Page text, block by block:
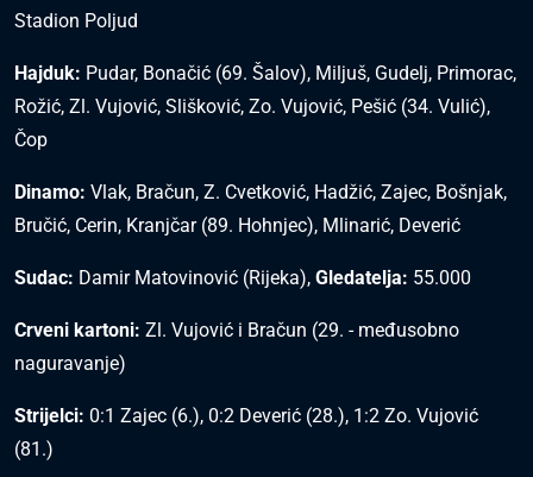
Stadion Poljud
Hajduk: Pudar, Bonačić (69. Šalov), Miljuš, Gudelj, Primorac,
Rožić, Zl. Vujović, Slišković, Zo. Vujović, Pešić (34. Vulić),
Čop
Dinamo: Vlak, Bračun, Z. Cvetković, Hadžić, Zajec, Bošnjak,
Bručić, Cerin, Kranjčar (89. Hohnjec), Mlinarić, Deverić
Sudac: Damir Matovinović (Rijeka), Gledatelja: 55.000
Crveni kartoni: Zl. Vujović i Bračun (29. - međusobno
naguravanje)
Strijelci: 0:1 Zajec (6.), 0:2 Deverić (28.), 1:2 Zo. Vujović
(81.)